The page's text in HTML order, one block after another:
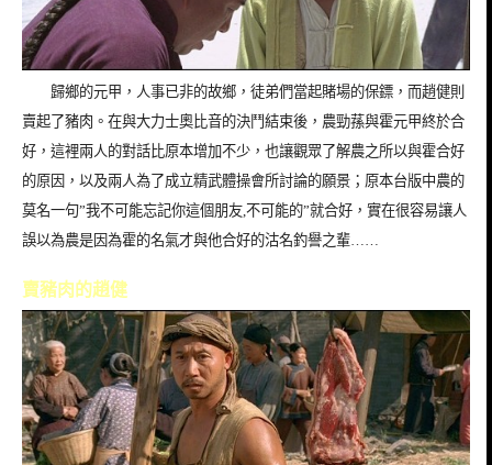
歸鄉的元甲，人事已非的故鄉，徒弟們當起賭場的保鏢，而趙健則
賣起了豬肉。在與大力士奧比音的決鬥結束後，農勁蓀與霍元甲終於合
好，這裡兩人的對話比原本增加不少，也讓觀眾了解農之所以與霍合好
的原因，以及兩人為了成立精武體操會所討論的願景；原本台版中農的
莫名一句”我不可能忘記你這個朋友,不可能的”就合好，實在很容易讓人
誤以為農是因為霍的名氣才與他合好的沽名釣譽之輩……
賣豬肉的趙健